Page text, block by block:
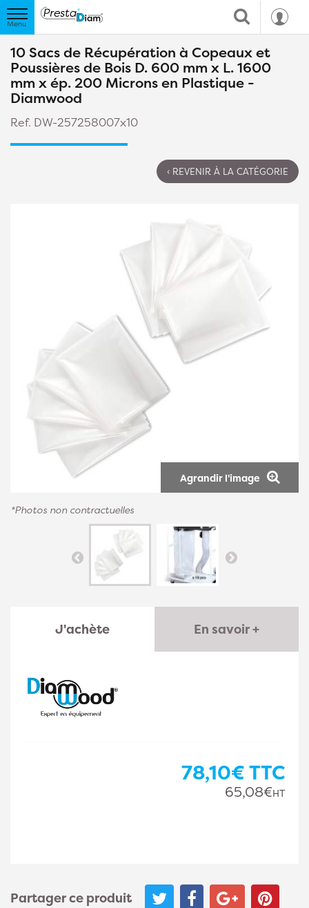
10 Sacs de Récupération à Copeaux et
Poussières de Bois D. 600 mm x L. 1600
mm x ép. 200 Microns en Plastique -
Diamwood
Ref. DW-257258007x10
‹ REVENIR À LA CATÉGORIE
Agrandir l'image
*Photos non contractuelles
J'achète En savoir +
78,10€TTC
65,08€HT
Partager ce produit